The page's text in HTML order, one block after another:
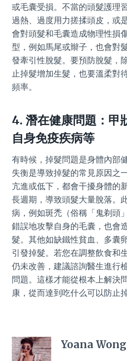
或毛囊受損。不當的頭髮護理
過熱、過度用力搓揉頭皮，或
會對頭髮和毛囊造成物理性損
型，例如馬尾或辮子，也會對
發牽引性脫髮。要預防脫髮，
止掉髮增加生髮，也要溫柔對
頻率。
4. 潛在健康問題：甲
自身免疫疾病等
有時候，掉髮問題是身體內部
失衡是導致掉髮的常見原因之
亢進或低下，都會干擾身體的
長週期，導致頭髮大量脫落。
病，例如斑禿（俗稱「鬼剃頭
錯誤地攻擊自身的毛囊，也會
髮。其他如缺鐵性貧血、多囊
引發掉髮。若您在調整飲食和
仍未改善，建議諮詢醫生進行
問題。這樣才能從根本上解決
康，從而達到吃什么可以防止
Yoana Wong